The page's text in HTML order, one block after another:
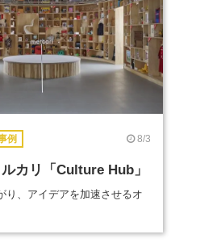
例 8/3
カリ「Culture Hub」
り、アイデアを加速させるオ